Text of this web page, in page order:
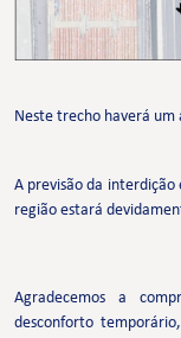
Neste trecho haverá um
A previsão da
região estará
Agradecemos a
desconforto